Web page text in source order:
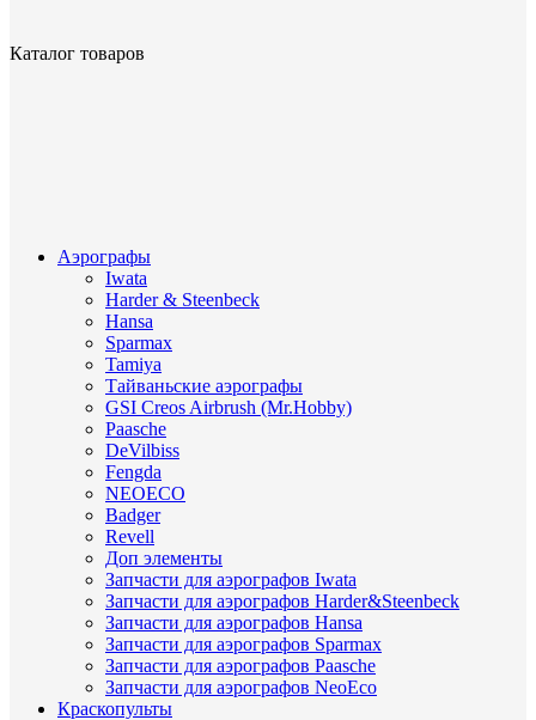
Каталог товаров
Аэрографы
Iwata
Harder & Steenbeck
Hansa
Sparmax
Tamiya
Тайваньские аэрографы
GSI Creos Airbrush (Mr.Hobby)
Paasche
DeVilbiss
Fengda
NEOECO
Badger
Revell
Доп элементы
Запчасти для аэрографов Iwata
Запчасти для аэрографов Harder&Steenbeck
Запчасти для аэрографов Hansa
Запчасти для аэрографов Sparmax
Запчасти для аэрографов Paasche
Запчасти для аэрографов NeoEco
Краскопульты